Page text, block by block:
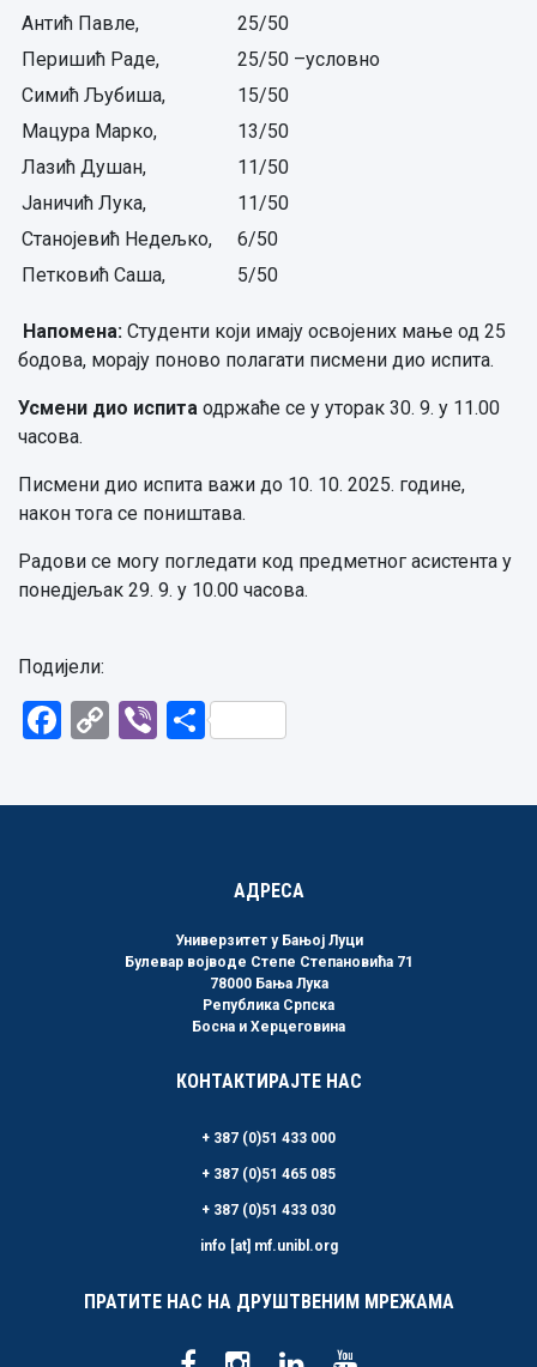
Антић Павле,
25/50
Перишић Раде,
25/50 –условно
Симић Љубиша,
15/50
Мацура Марко,
13/50
Лазић Душан,
11/50
Јаничић Лука,
11/50
Станојевић Недељко,
6/50
Петковић Саша,
5/50
Напомена: Студенти који имају освојених мање од 25
бодова, морају поново полагати писмени дио испита.
Усмени дио испита одржаће се у уторак 30. 9. у 11.00
часова.
Писмени дио испита важи до 10. 10. 2025. године,
након тога се поништава.
Радови се могу погледати код предметног асистента у
понедјељак 29. 9. у 10.00 часова.
Подијели:
Facebook
CopyViberShare
АДРЕСА
Универзитет у Бањој Луци
Булевар војводе Степе Степановића 71
78000 Бања Лука
Република Српска
Босна и Херцеговина
КОНТАКТИРАЈТЕ НАС
+ 387 (0)51 433 000
+ 387 (0)51 465 085
+ 387 (0)51 433 030
info [at] mf.unibl.org
ПРАТИТЕ НАС НА ДРУШТВЕНИМ МРЕЖАМА